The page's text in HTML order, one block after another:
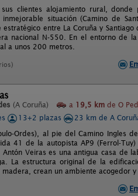
sus clientes alojamiento rural,
situación (Camino de
estratégico entre La Coruña y
nacional N-550. En el entorno de
a unos 200 metros.
(A Coruña) a 19,5 km de O
13+2 plazas
23 km de A
Ordes), al pie del Camino Ingles
41 de la autopista AP9 (Ferrol-
Antón Veiras es una antigua casa
La estructura original de la
crean un ambiente acogedor